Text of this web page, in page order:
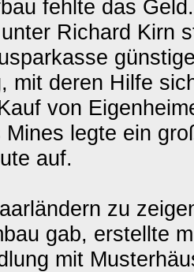
fehlte das
Richard Kirn
mit deren Hilfe
von
Mines legte ein
auf.
zu
gab, erstellte
mit